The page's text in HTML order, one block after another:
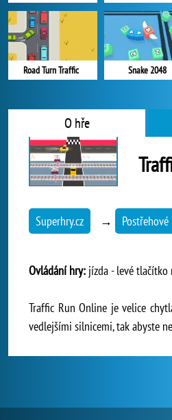
Road Turn Traffic Snake 2048
O hře
Superhry.cz →
Ovládání hry: jízda - levé tlačítko
Traffic Run Online je velice
vedlejšími silnicemi, tak abyste